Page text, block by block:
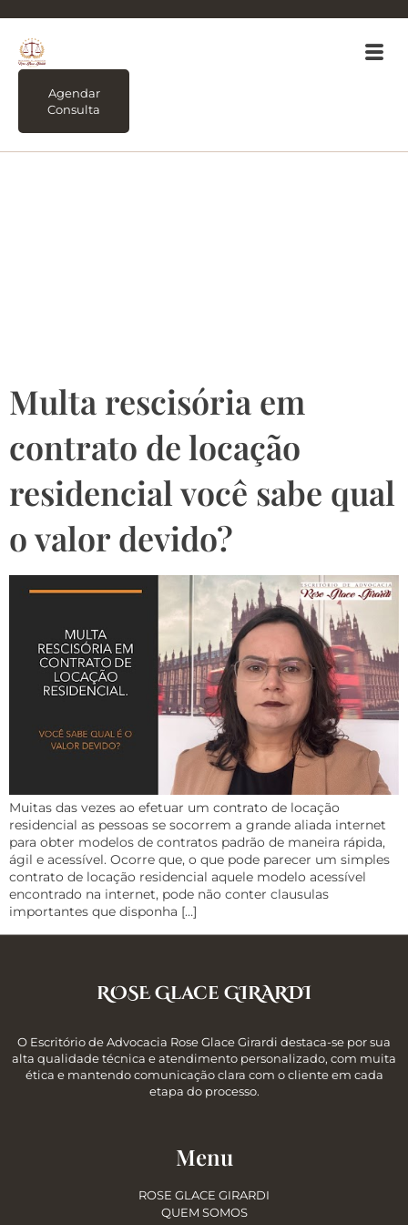
Agendar
Consulta
Multa rescisória em
contrato de locação
residencial você sabe qual
o valor devido?
Muitas das vezes ao efetuar um contrato de locação
residencial as pessoas se socorrem a grande aliada internet
para obter modelos de contratos padrão de maneira rápida,
ágil e acessível. Ocorre que, o que pode parecer um simples
contrato de locação residencial aquele modelo acessível
encontrado na internet, pode não conter clausulas
importantes que disponha […]
ROSE Glace GIRARDI
O Escritório de Advocacia Rose Glace Girardi destaca-se por sua
alta qualidade técnica e atendimento personalizado, com muita
ética e mantendo comunicação clara com o cliente em cada
etapa do processo.
Menu
ROSE GLACE GIRARDI
QUEM SOMOS